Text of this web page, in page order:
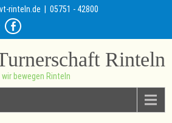
rinteln.de | 05751 - 42800
Rinteln
wir bewegen Rinteln